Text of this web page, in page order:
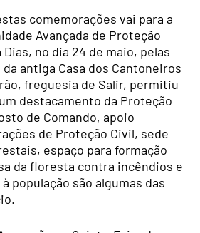
comemorações vai para a
Avançada de Proteção
Dias, no dia 24 de maio, pelas
da antiga Casa dos Cantoneiros
freguesia de Salir, permitiu
destacamento da Proteção
de Comando, apoio
de Proteção Civil, sede
espaço para formação
da floresta contra incêndios e
população são algumas das